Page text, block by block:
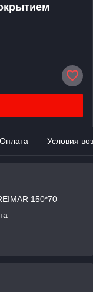
Оплата Условия
150*70